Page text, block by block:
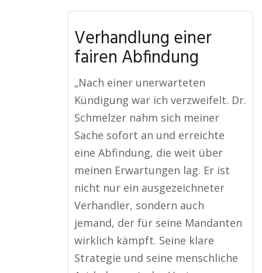
Verhandlung einer
fairen Abfindung
„Nach einer unerwarteten
Kündigung war ich verzweifelt. Dr.
Schmelzer nahm sich meiner
Sache sofort an und erreichte
eine Abfindung, die weit über
meinen Erwartungen lag. Er ist
nicht nur ein ausgezeichneter
Verhandler, sondern auch
jemand, der für seine Mandanten
wirklich kämpft. Seine klare
Strategie und seine menschliche